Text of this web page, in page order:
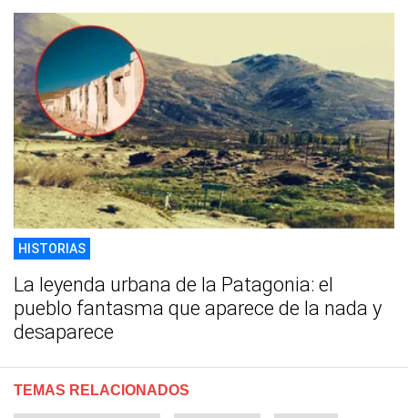
HISTORIAS
La leyenda urbana de la Patagonia: el
pueblo fantasma que aparece de la nada y
desaparece
TEMAS RELACIONADOS